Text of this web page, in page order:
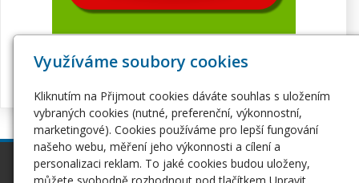
inPage Webhosting
Využíváme soubory cookies
Kliknutím na Přijmout cookies dáváte souhlas s uložením
vybraných cookies (nutné, preferenční, výkonnostní,
marketingové). Cookies používáme pro lepší fungování
našeho webu, měření jeho výkonnosti a cílení a
personalizaci reklam. To jaké cookies budou uloženy,